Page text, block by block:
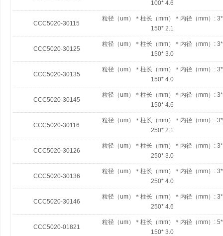
100* 4.6
CCC5020-30115
粒径（um）＊柱长（mm）＊内径（mm）: 3*
150* 2.1
CCC5020-30125
粒径（um）＊柱长（mm）＊内径（mm）: 3*
150* 3.0
CCC5020-30135
粒径（um）＊柱长（mm）＊内径（mm）: 3*
150* 4.0
CCC5020-30145
粒径（um）＊柱长（mm）＊内径（mm）: 3*
150* 4.6
CCC5020-30116
粒径（um）＊柱长（mm）＊内径（mm）: 3*
250* 2.1
CCC5020-30126
粒径（um）＊柱长（mm）＊内径（mm）: 3*
250* 3.0
CCC5020-30136
粒径（um）＊柱长（mm）＊内径（mm）: 3*
250* 4.0
CCC5020-30146
粒径（um）＊柱长（mm）＊内径（mm）: 3*
250* 4.6
CCC5020-01821
粒径（um）＊柱长（mm）＊内径（mm）: 5*
150* 3.0